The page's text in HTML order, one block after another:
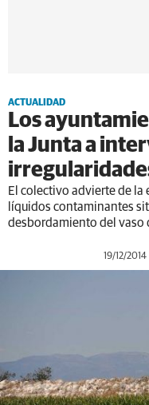
ACTUALIDAD
Los
la Junta a
El colectivo advierte de la
líquidos contaminantes
desbordamiento del vaso
19/12/2014